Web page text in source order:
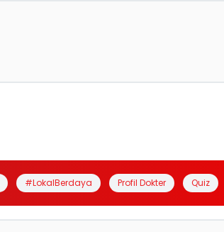
#LokalBerdaya Profil Dokter Quiz